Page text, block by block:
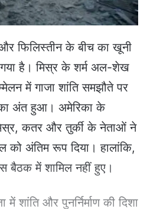
फिलिस्तीन के बीच का खूनी
है। मिस्र के शर्म अल-शेख
में गाजा शांति समझौते पर
का अंत हुआ। अमेरिका के
कतर और तुर्की के नेताओं ने
को अंतिम रूप दिया। हालांकि,
बैठक में शामिल नहीं हुए।
में शांति और पुनर्निर्माण की दिशा